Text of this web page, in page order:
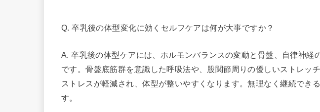
Q. 卒乳後の体型変化に効くセルフケアは何が大事ですか？
A. 卒乳後の体型ケアには、ホルモンバランスの変動と骨盤、自律神経
です。骨盤底筋群を意識した呼吸法や、股関節周りの優しいストレッ
ストレスが軽減され、体型が整いやすくなります。無理なく継続でき
す。